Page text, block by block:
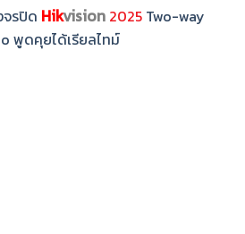
จรปิด Hikvision 2025Two-way
พูดคุยได้เรียลไทม์